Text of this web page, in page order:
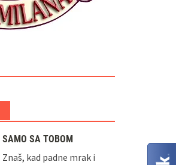
SAMO SA TOBOM
Znaš, kad padne mrak i